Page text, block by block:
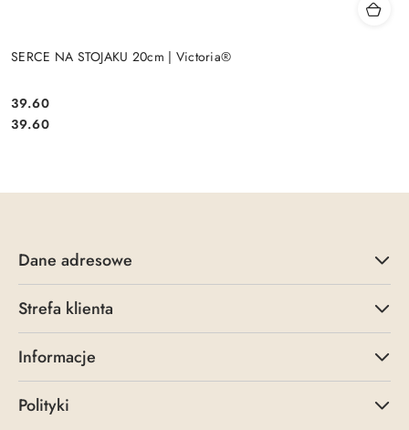
SERCE NA STOJAKU 20cm | Victoria®
Cena:
39.60
Cena:
39.60
Dane adresowe
Strefa klienta
Informacje
Polityki